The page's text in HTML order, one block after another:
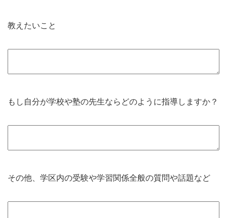
教えたいこと
もし自分が学校や塾の先生ならどのように指導しますか？
その他、学区内の受験や学習関係全般の質問や話題など